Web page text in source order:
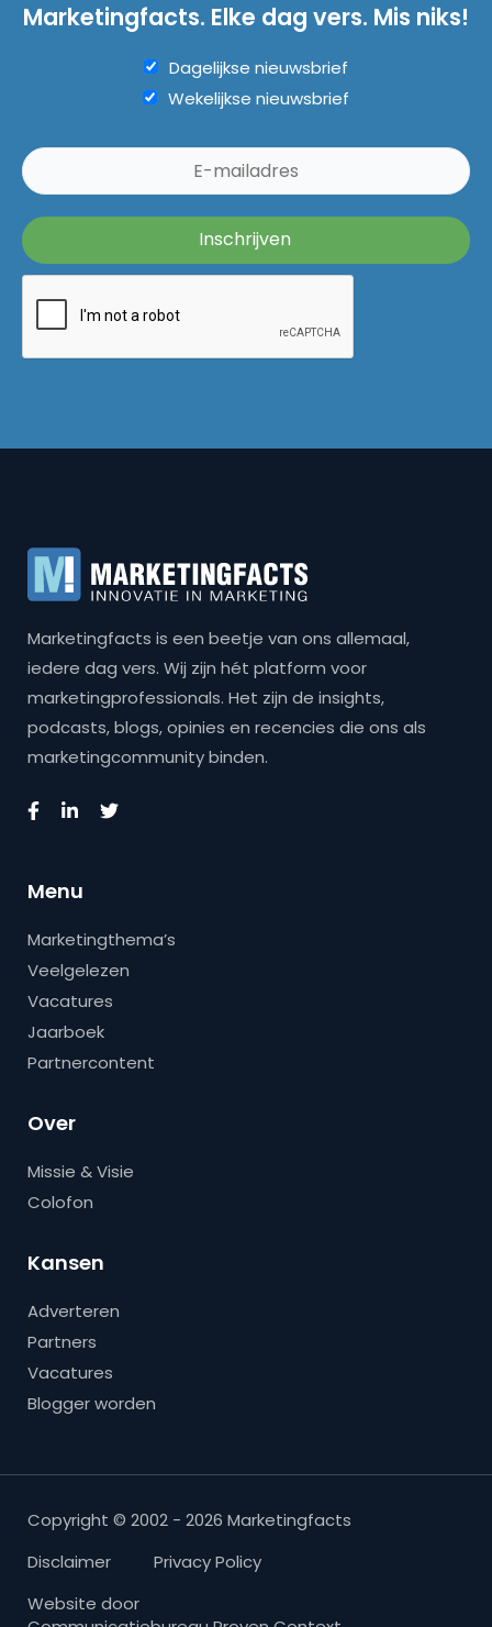
Marketingfacts. Elke dag vers. Mis niks!
Dagelijkse nieuwsbrief
Wekelijkse nieuwsbrief
Marketingfacts is een beetje van ons allemaal,
iedere dag vers. Wij zijn hét platform voor
marketingprofessionals. Het zijn de insights,
podcasts, blogs, opinies en recencies die ons als
marketingcommunity binden.
Menu
Marketingthema’s
Veelgelezen
Vacatures
Jaarboek
Partnercontent
Over
Missie & Visie
Colofon
Kansen
Adverteren
Partners
Vacatures
Blogger worden
Copyright © 2002 - 2026 Marketingfacts
Disclaimer
Privacy Policy
Website door